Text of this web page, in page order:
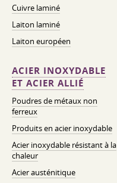
Cuivre laminé
Laiton laminé
Laiton européen
ACIER INOXYDABLE
ET ACIER ALLIÉ
Poudres de métaux non
ferreux
Produits en acier inoxydable
Acier inoxydable résistant à la
chaleur
Acier austénitique